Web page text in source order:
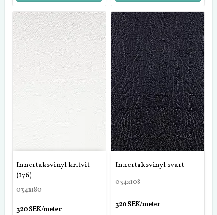
Innertaksvinyl kritvit
(176)
034x180
320 SEK/meter
Innertaksvinyl svart
034x108
320 SEK/meter